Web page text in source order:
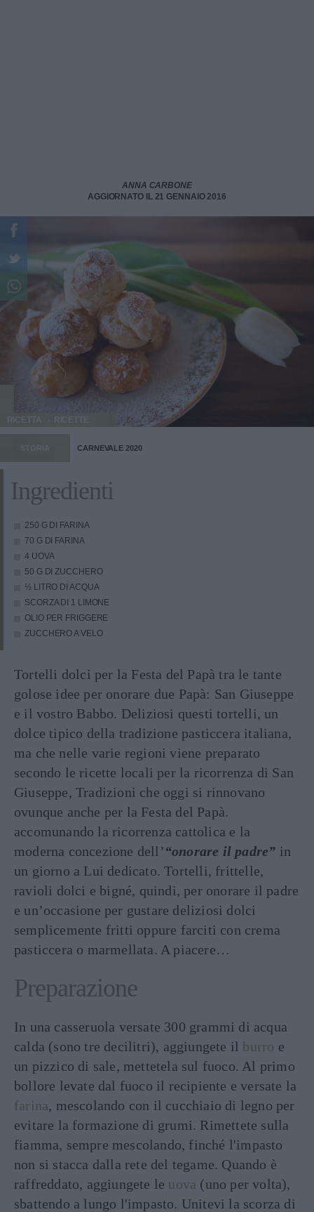
ANNA CARBONE
AGGIORNATO IL 21 GENNAIO 2016
RICETTA
STORIA CARNEVALE 2020
Ingredienti
250 G DI FARINA
70 G DI FARINA
4 UOVA
50 G DI ZUCCHERO
½ LITRO DI ACQUA
SCORZA DI 1 LIMONE
OLIO PER FRIGGERE
ZUCCHERO A VELO
Tortelli dolci per la Festa del Papà tra le tante
golose idee per onorare due Papà: San Giuseppe
e il vostro Babbo. Deliziosi questi tortelli, un
dolce tipico della tradizione pasticcera italiana,
ma che nelle varie regioni viene preparato
secondo le ricette locali per la ricorrenza di San
Giuseppe, Tradizioni che oggi si rinnovano
ovunque anche per la Festa del Papà.
accomunando la ricorrenza cattolica e la
moderna concezione dell’“onorare il padre” in
un giorno a Lui dedicato. Tortelli, frittelle,
ravioli dolci e bigné, quindi, per onorare il padre
e un’occasione per gustare deliziosi dolci
semplicemente fritti oppure farciti con crema
pasticcera o marmellata. A piacere…
Preparazione
In una casseruola versate 300 grammi di acqua
calda (sono tre decilitri), aggiungete il burro e
un pizzico di sale, mettetela sul fuoco. Al primo
bollore levate dal fuoco il recipiente e versate la
farina, mescolando con il cucchiaio di legno per
evitare la formazione di grumi. Rimettete sulla
fiamma, sempre mescolando, finché l'impasto
non si stacca dalla rete del tegame. Quando è
raffreddato, aggiungete le uova (uno per volta),
sbattendo a lungo l'impasto. Unitevi la scorza di